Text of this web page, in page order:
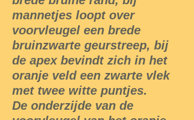
mannetjes loopt over
voorvleugel een brede
bruinzwarte geurstreep, bij
de apex bevindt zich in het
oranje veld een zwarte vlek
met twee witte puntjes.
De onderzijde van de